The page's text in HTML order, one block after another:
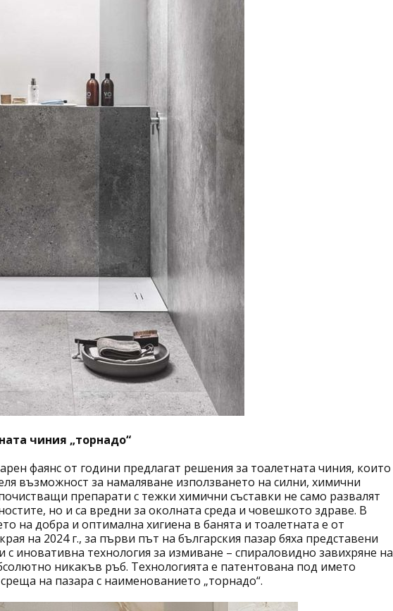
чиния „торнадо“
фаянс от години предлагат решения за тоалетната чиния, които
възможност за намаляване използването на силни, химични
препарати с тежки химични съставки не само развалят
но и са вредни за околната среда и човешкото здраве. В
на добра и оптимална хигиена в банята и тоалетната е от
на 2024 г., за първи път на българския пазар бяха представени
иновативна технология за измиване – спираловидно завихряне на
никакъв ръб. Технологията е патентована под името
на пазара с наименованието „торнадо“.